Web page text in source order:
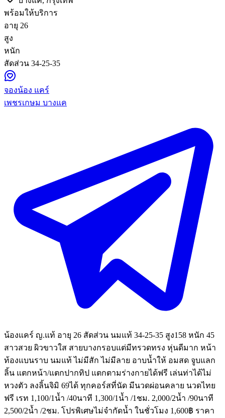
พร้อมให้บริการ
อายุ 26
สูง
หนัก
สัดส่วน 34-25-35
จองน้อง แคร์
เพชรเกษม บางแค
น้องแคร์ ญ.แท้ อายุ 26 สัดส่วน นมแท้ 34-25-35 สูง158 หนัก 45
สาวสวย ผิวขาวใส สายบางกรอบแต่มีทรวดทรง หุ่นดีมาก หน้า
ท้องแบนราบ นมแท้ ไม่มีสัก ไม่มีลาย อาบน้ำให้ อมสด จูบแลก
ลิ้น แตกหน้า/แตกปากทิป แตกตามร่างกายได้ฟรี เล่นท่าได้ไม่
หวงตัว ลงลิ้นจิมิ 69ได้ ทุกคอร์สที่นัด มีนวดผ่อนคลาย นวดไทย
ฟรี เรท 1,100/1น้ำ /40นาที 1,300/1น้ำ /1ชม. 2,000/2น้ำ /90นาที
2,500/2น้ำ /2ชม. โปรพิเศษไม่จำกัดน้ำ ในชั่วโมง 1,600฿ ราคา